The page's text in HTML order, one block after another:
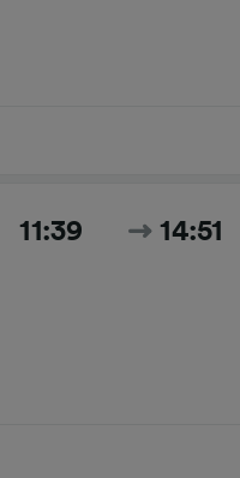
11:39 14:51